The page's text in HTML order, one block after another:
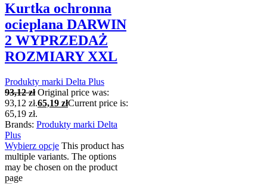
Kurtka ochronna
ocieplana DARWIN
2 WYPRZEDAŻ
ROZMIARY XXL
Produkty marki Delta Plus
93,12zł Original price was:
93,12 zł.65,19 złCurrent price is:
65,19 zł.
Brands: Produkty marki Delta
Plus
Wybierz opcje This product has
multiple variants. The options
may be chosen on the product
page